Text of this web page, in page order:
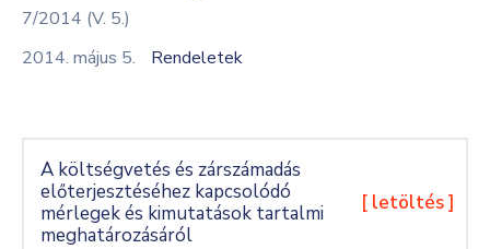
7/2014 (V. 5.)
2014. május 5.
Rendeletek
A költségvetés és zárszámadás
előterjesztéséhez kapcsolódó
mérlegek és kimutatások tartalmi
meghatározásáról
[ letöltés ]